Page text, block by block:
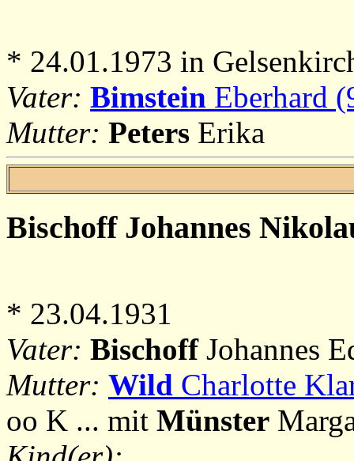
* 24.01.1973 in
Vater: Bimstein Eberhard
Mutter: Peters Erika
BischoffJohannes
* 23.04.1931
Vater: BischoffJohannes
Mutter: Wild Charlotte
oo K ... mit Münster